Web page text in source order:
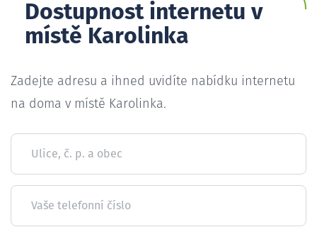
Dostupnost internetu v
místě Karolinka
Zadejte adresu a ihned uvidíte nabídku internetu
na doma v místě Karolinka.
Ulice, č. p. a obec
Vaše telefonní číslo